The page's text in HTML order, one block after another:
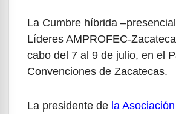
La Cumbre híbrida
Líderes AMPROFEC-
cabo del 7 al 9 de julio, en el
Convenciones de Zacatecas.
La presidente de la